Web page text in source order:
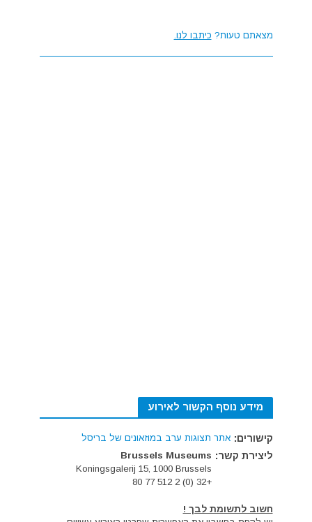
מצאתם טעות? כיתבו לנו.
מידע נוסף הקשור לאירוע
קישורים: אתר תצוגות ערב במוזאונים של בריסל
ליצירת קשר: Brussels Museums
Koningsgalerij 15, 1000 Brussels
+32 (0) 2 512 77 80
חשוב לתשומת לבך !